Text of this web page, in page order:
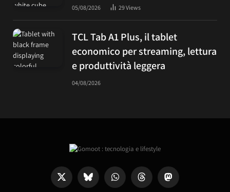
05/08/2026 29Views
TCL Tab A1 Plus, il tablet
economico per streaming, lettura
e produttività leggera
04/08/2026
X
Bluesky WhatsAppThreads Mastodon